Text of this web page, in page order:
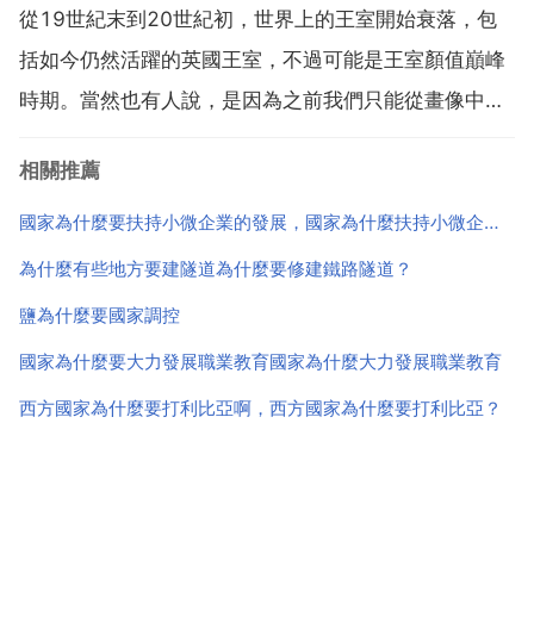
與社會保障研究中心主任楊燕綏認為,當前形勢下,養老
金多...
從19世紀末到20世紀初，世界上的王室開始衰落，包
括如今仍然活躍的英國王室，不過可能是王室顏值巔峰
時期。當然也有人說，是因為之前我們只能從畫像中一
一個多世紀前發明的相機會更加真實立體地反應顏值。
維多利亞時代 victorian era 前接喬治時代，後...
相關推薦
國家為什麼要扶持小微企業的發展，國家為什麼扶持小微企業的發展
為什麼有些地方要建隧道為什麼要修建鐵路隧道？
鹽為什麼要國家調控
國家為什麼要大力發展職業教育國家為什麼大力發展職業教育
西方國家為什麼要打利比亞啊，西方國家為什麼要打利比亞？